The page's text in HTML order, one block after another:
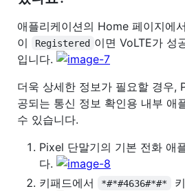
애플리케이션의 Home 페이지에서
이
Registered 이면 VoLTE가 성
입니다.
더욱 상세한 정보가 필요할 경우,
공되는 통신 정보 확인용 내부 애
수 있습니다.
Pixel 단말기의 기본 전화 애
다.
키패드에서
*#*#4636#*#*